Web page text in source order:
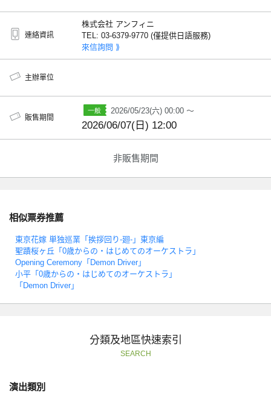
連絡資訊
株式会社 アンフィニ
TEL: 03-6379-9770 (僅提供日語服務)
來信詢問 ⟫
主辦單位
販售期間
2026/05/23(六) 00:00 ～
2026/06/07(日) 12:00
非販售期間
相似票券推薦
東京花嫁 単独巡業「挨拶回り-廻-」東京編
聖蹟桜ヶ丘「0歳からの・はじめてのオーケストラ」
Opening Ceremony「Demon Driver」
小平「0歳からの・はじめてのオーケストラ」
「Demon Driver」
分類及地區快速索引
SEARCH
演出類別